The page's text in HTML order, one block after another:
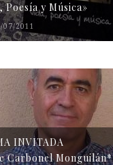
Poesía y Música»
07/2011
INVITADA
Carbonel Monguilán*